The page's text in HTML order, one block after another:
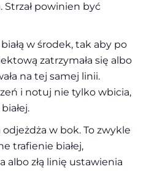
Strzał powinien być
w środek, tak aby po
zatrzymała się albo
na tej samej linii.
i notuj nie tylko wbicia,
odjeżdża w bok. To zwykle
trafienie białej,
albo złą linię ustawienia